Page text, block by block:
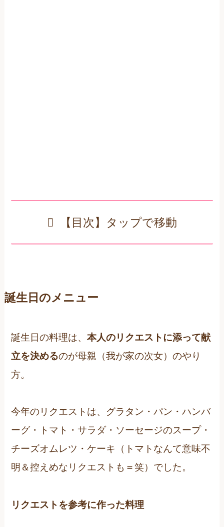
【目次】タップで移動
誕生日のメニュー
誕生日の料理は、本人のリクエストに添って献
立を決めるのが母親（我が家の次女）のやり
方。
今年のリクエストは、グラタン・パン・ハンバ
ーグ・トマト・サラダ・ソーセージのスープ・
チーズオムレツ・ケーキ（トマトなんて意味不
明＆控えめなリクエストも＝笑）でした。
リクエストを参考に作った料理